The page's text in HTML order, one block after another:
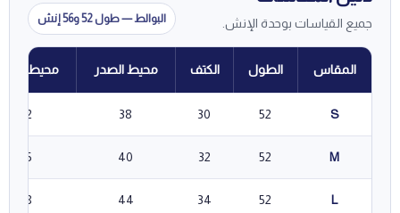
جميع القياسات بوحدة الإنش. البوالط — طول 52 و56 إنش
المقاس الطول الكتف محيط الصدر محيط
S
52
30
38
32
M
52
32
40
35
L
52
34
44
38